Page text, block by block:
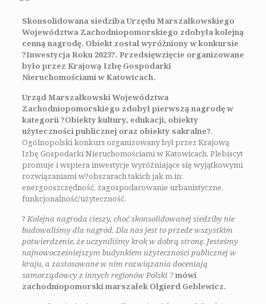
Skonsolidowana siedziba Urzędu Marszałkowskiego
Województwa Zachodniopomorskiego zdobyła kolejną
cenną nagrodę. Obiekt został wyróżniony w konkursie
?Inwestycja Roku 2023?. Przedsięwzięcie organizowane
było przez Krajową Izbę Gospodarki
Nieruchomościami w Katowicach.
Urząd Marszałkowski Województwa
Zachodniopomorskiego zdobył pierwszą nagrodę w
kategorii ?Obiekty kultury, edukacji, obiekty
użyteczności publicznej oraz obiekty sakralne?.
Ogólnopolski konkurs organizowany był przez Krajową
Izbę Gospodarki Nieruchomościami w Katowicach. Plebiscyt
promuje i wspiera inwestycje wyróżniające się wyjątkowymi
rozwiązaniami w?obszarach takich jak m.in:
energooszczędność, zagospodarowanie urbanistyczne,
funkcjonalność/użyteczność.
? Kolejna nagroda cieszy, choć skonsolidowanej siedziby nie
budowaliśmy dla nagród. Dla nas jest to przede wszystkim
potwierdzenie, że uczyniliśmy krok w dobrą stronę. Jesteśmy
najnowocześniejszym budynkiem użyteczności publicznej w
kraju, a zastosowane w nim rozwiązania doceniają
samorządowcy z innych regionów Polski ?mówi
zachodniopomorski marszałek Olgierd Geblewicz.